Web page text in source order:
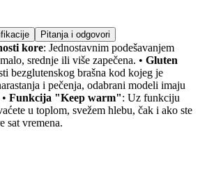
Pitanja i odgovori
kore: Jednostavnim podešavanjem
srednje ili više zapečena. • Gluten
bezglutenskog brašna kod kojeg je
i pečenja, odabrani modeli imaju
Funkcija "Keep warm": Uz funkciju
u toplom, svežem hlebu, čak i ako ste
sat vremena.